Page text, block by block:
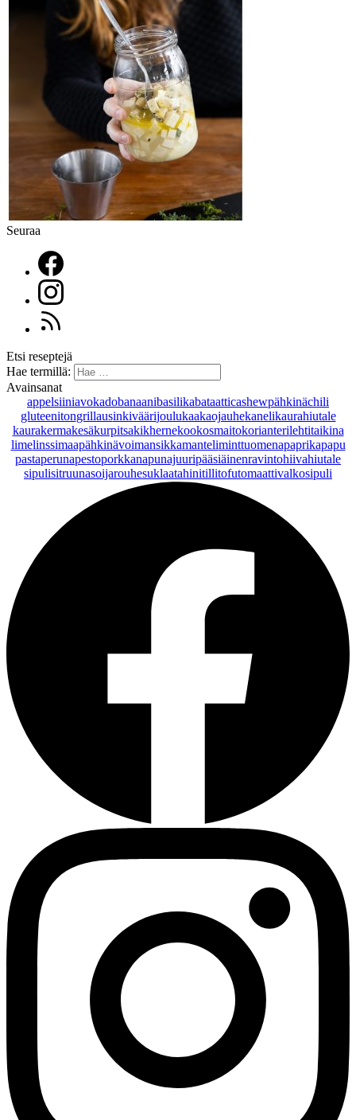
Seuraa
Etsi reseptejä
Hae termillä:
Avainsanat
appelsiiniavokadobanaanibasilikabataatticashewpähkinächili
gluteenitongrillausinkiväärijoulukaakaojauhekanelikaurahiutale
kaurakermakesäkurpitsakikhernekookosmaitokorianterilehtitaikina
limelinssimaapähkinävoimansikkamanteliminttuomenapaprikapapu
pastaperunapestoporkkanapunajuuripääsiäinenravintohiivahiutale
sipulisitruunasoijarouhesuklaatahinitillitofutomaattivalkosipuli